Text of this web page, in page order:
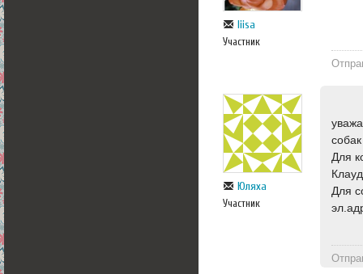
liisa
Участник
Юляха
Участник
Для
Для